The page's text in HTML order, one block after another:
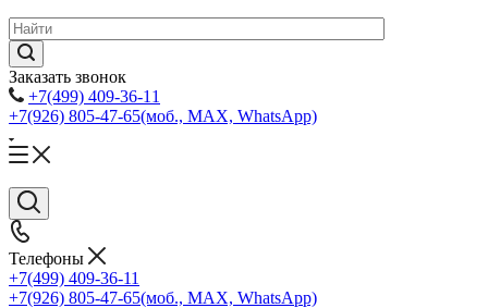
Заказать звонок
+7(499) 409-36-11
+7(926) 805-47-65(моб., MAX, WhatsApp)
Телефоны
+7(499) 409-36-11
+7(926) 805-47-65(моб., MAX, WhatsApp)